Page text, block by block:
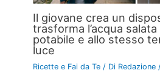
Il giovane crea un
trasforma l’acqua
potabile e allo stesso
luce
Ricette e Fai da Te / Di Redazione